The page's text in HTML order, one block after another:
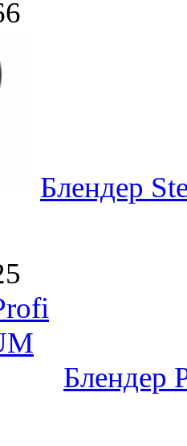
Блендер
Блендер